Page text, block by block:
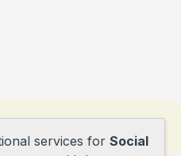
services for Social